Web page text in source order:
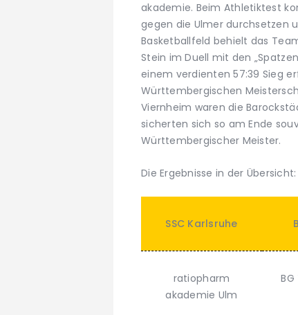
akademie. Beim Athletiktest
gegen die Ulmer durchsetzen
Basketballfeld behielt das
Stein im Duell mit den
einem verdienten 57:39 Sieg
Württembergischen
Viernheim waren die
sicherten sich so am Ende
Württembergischer Meister.
Die Ergebnisse in der Übersicht:
SSC Karlsruhe
ratiopharm
akademie Ulm